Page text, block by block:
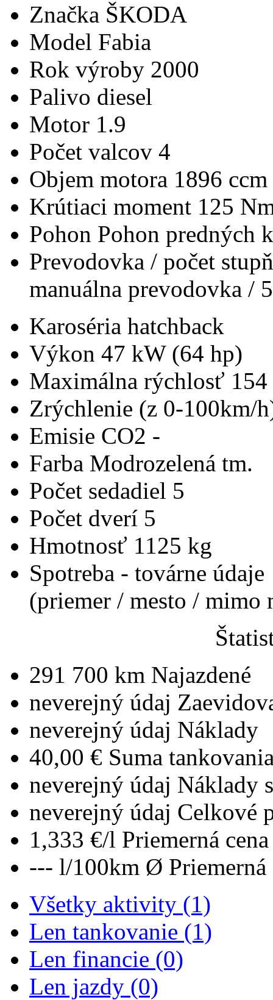
Značka ŠKODA
Model Fabia
Rok výroby 2000
Palivo diesel
Motor 1.9
Počet valcov 4
Objem motora 1896 ccm
Krútiaci moment 125
Pohon Pohon predných
Prevodovka / počet
manuálna prevodovka / 5
Karoséria hatchback
Výkon 47 kW (64 hp)
Maximálna rýchlosť
Zrýchlenie (z 0-100km/
Emisie CO2 -
Farba Modrozelená tm.
Počet sedadiel 5
Počet dverí 5
Hmotnosť 1125 kg
Spotreba - továrne údaje
(priemer / mesto / mimo
291 700 km Najazdené
neverejný údaj
neverejný údaj Náklady
40,00 € Suma
neverejný údaj Náklady
neverejný údaj Celkové
1,333 €/l Priemerná
--- l/100km Ø Priemerná
Všetky aktivity (1)
Len tankovanie (1)
Len financie (0)
Len jazdy (0)